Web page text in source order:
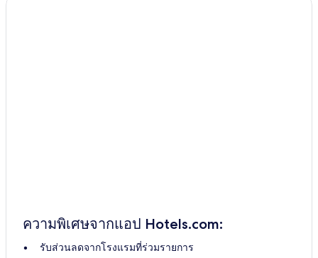
ความพิเศษจากแอป Hotels.com:
รับส่วนลดจากโรงแรมที่ร่วมรายการ